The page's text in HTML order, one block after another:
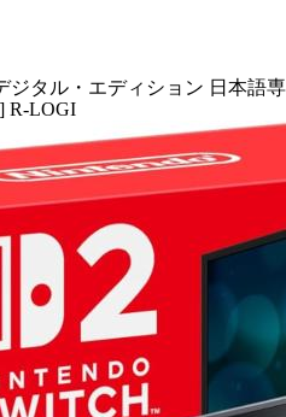
ジタル・エディション 日本語専
R-LOGI